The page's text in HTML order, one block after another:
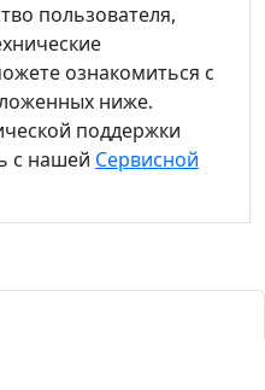
пользователя,
ознакомиться с
ниже.
поддержки
с нашей Сервисной